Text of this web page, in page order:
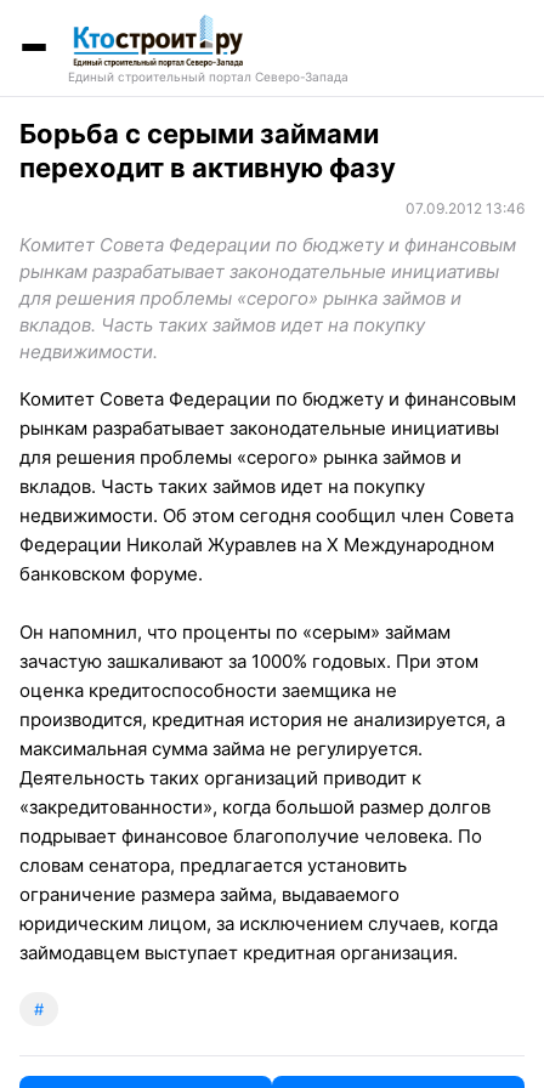
Единый строительный портал Северо-Запада
Борьба с серыми займами
переходит в активную фазу
07.09.2012 13:46
Комитет Совета Федерации по бюджету и финансовым
рынкам разрабатывает законодательные инициативы
для решения проблемы «серого» рынка займов и
вкладов. Часть таких займов идет на покупку
недвижимости.
Комитет Совета Федерации по бюджету и финансовым
рынкам разрабатывает законодательные инициативы
для решения проблемы «серого» рынка займов и
вкладов. Часть таких займов идет на покупку
недвижимости. Об этом сегодня сообщил член Совета
Федерации Николай Журавлев на X Международном
банковском форуме.
Он напомнил, что проценты по «серым» займам
зачастую зашкаливают за 1000% годовых. При этом
оценка кредитоспособности заемщика не
производится, кредитная история не анализируется, а
максимальная сумма займа не регулируется.
Деятельность таких организаций приводит к
«закредитованности», когда большой размер долгов
подрывает финансовое благополучие человека. По
словам сенатора, предлагается установить
ограничение размера займа, выдаваемого
юридическим лицом, за исключением случаев, когда
займодавцем выступает кредитная организация.
#